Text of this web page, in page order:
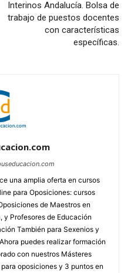
Interinos Andalucía. Bolsa de
trabajo de puestos docentes
con características
específicas.
una amplia oferta en cursos
para Oposiciones: cursos
de Maestros en
y Profesores de Educación
También para Sexenios y
puedes realizar formación
con nuestros Másteres
oposiciones y 3 puntos en